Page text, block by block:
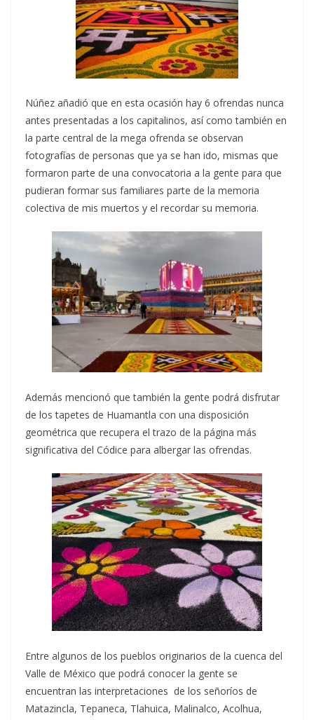
Núñez añadió que en esta ocasión hay 6 ofrendas nunca
antes presentadas a los capitalinos, así como también en
la parte central de la mega ofrenda se observan
fotografías de personas que ya se han ido, mismas que
formaron parte de una convocatoria a la gente para que
pudieran formar sus familiares parte de la memoria
colectiva de mis muertos y el recordar su memoria.
Además mencionó que también la gente podrá disfrutar
de los tapetes de Huamantla con una disposición
geométrica que recupera el trazo de la página más
significativa del Códice para albergar las ofrendas.
Entre algunos de los pueblos originarios de la cuenca del
Valle de México que podrá conocer la gente se
encuentran las interpretaciones de los señoríos de
Matazincla, Tepaneca, Tlahuica, Malinalco, Acolhua,